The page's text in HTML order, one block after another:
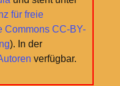
für freie
Commons CC-BY-
). In der
verfügbar.